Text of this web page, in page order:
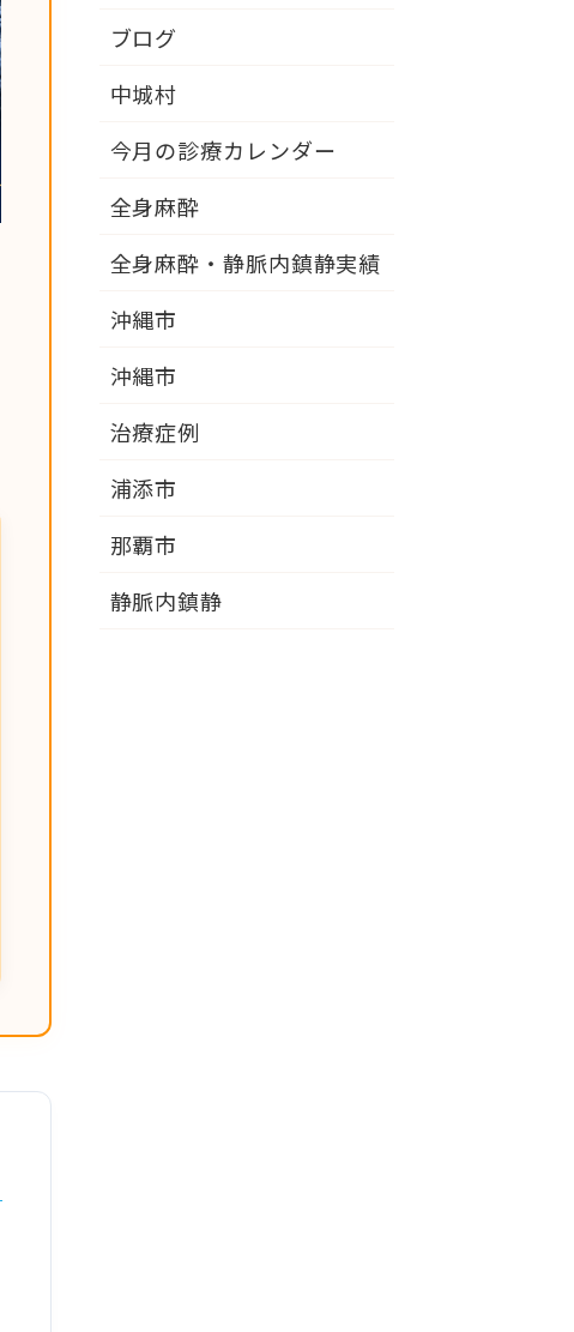
ブログ
中城村
今月の診療カレンダー
全身麻酔
全身麻酔・静脈内鎮静実績
沖縄市
沖縄市
治療症例
浦添市
那覇市
静脈内鎮静